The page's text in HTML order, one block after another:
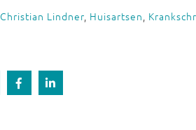
Christian Lindner, Huisartsen,